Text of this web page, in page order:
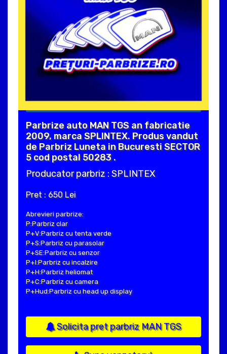
Parbrize auto MAN TGS an fabricatie
2009, marca SPLINTEX. Produs vandut
de Parbriz Luneta in Bucuresti SECTOR
5 cod postal 50283 .
Producator parbriz : SPLINTEX
Pret : 650 Lei
Abrevieri parbrize:
P:Parbriz clar
P+V:Parbriz cu tenta verde
P+S:Parbriz cu parasolar
P+SE:Parbriz cu senzor
P+I:Parbriz cu incalzire
P+H:Parbriz heliomat
P+C:Parbriz cu camera
P+Hud:Parbriz cu head up display
Solicita pret parbriz MAN TGS